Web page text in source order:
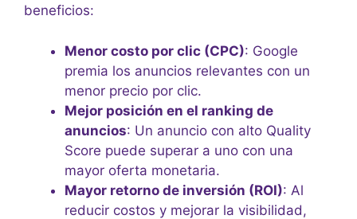
beneficios:
Menor costo por clic (CPC): Google
premia los anuncios relevantes con un
menor precio por clic.
Mejor posición en el ranking de
anuncios: Un anuncio con alto Quality
Score puede superar a uno con una
mayor oferta monetaria.
Mayor retorno de inversión (ROI): Al
reducir costos y mejorar la visibilidad,